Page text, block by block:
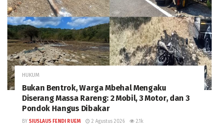
HUKUM
Bukan Bentrok, Warga Mbehal Mengaku
Diserang Massa Rareng: 2 Mobil, 3 Motor, dan 3
Pondok Hangus Dibakar
BY SIUSLAUS FENDI RUEM 2 Agustus 2026 2.1k